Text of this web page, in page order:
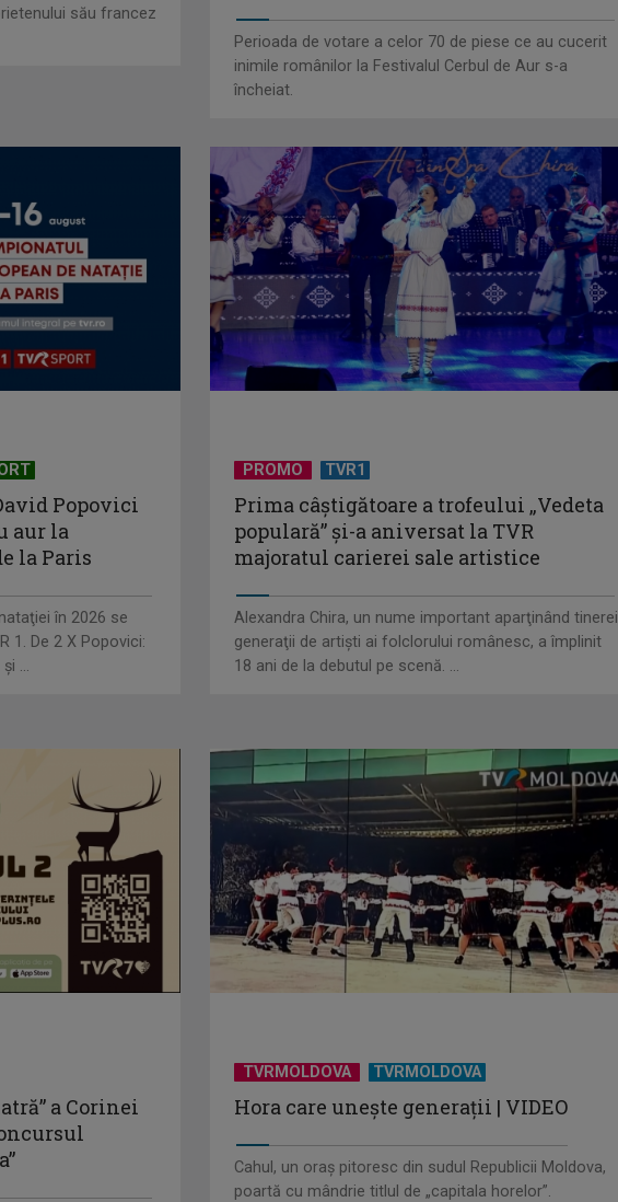
său francez
Perioada de votare a celor 70 de piese ce au cucerit
inimile românilor la Festivalul Cerbul de Aur s-a
încheiat.
Popovici
aur la
la Paris
în 2026 se
1. De 2 X Popovici:
...
PROMO TVR1
Prima câştigătoare a trofeului „Vedeta
populară” şi-a aniversat la TVR
majoratul carierei sale artistice
Alexandra Chira, un nume important aparţinând tinerei
generaţii de artişti ai folclorului românesc, a împlinit
18 ani de la debutul pe scenă. ...
a Corinei
TVRMOLDOVA TVRMOLDOVA
Hora care unește generații | VIDEO
Cahul, un oraș pitoresc din sudul Republicii Moldova,
poartă cu mândrie titlul de „capitala horelor”.